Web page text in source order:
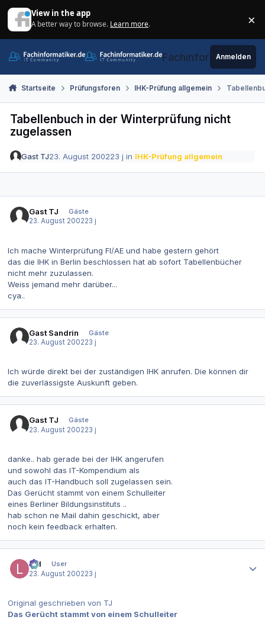
View in the app
A better way to browse. Learn more. ×
Fachinformatiker.de
Anmelden
Startseite Prüfungsforen IHK-Prüfung allgemein
Tabellenbuch in der Winterprüfung nicht
zugelassen
Gast TJ23. August 200223 j in IHK-Prüfung allgemein
Gast TJ
Gäste
23. August 200223 j
Ich mache Winterprüfung FI/AE und habe gestern gehört
das die IHK in Berlin beschlossen hat ab sofort Tabellenbücher
nicht mehr zuzulassen.
Weiss jemand mehr darüber...
cya..
Gast Sandrin
Gäste
23. August 200223 j
Ich würde direkt bei der zuständigen IHK anrufen. Die können dir
die zuverlässigste Auskunft geben.
Gast TJ
Gäste
23. August 200223 j
danke.. hab gerade bei der IHK angerufen
und sowohl das IT-Kompendium als
auch das IT-Handbuch soll zugelassen sein.
Das Gerücht stammt von einem Schulleiter
eines Berliner Bildungsinstituts ..
hab schon ne Mail dahin geschickt, aber
noch kein feedback erhalten.
lpd
User
23. August 200223 j
Original geschrieben von TJ
Das Gerücht stammt von einem Schulleiter